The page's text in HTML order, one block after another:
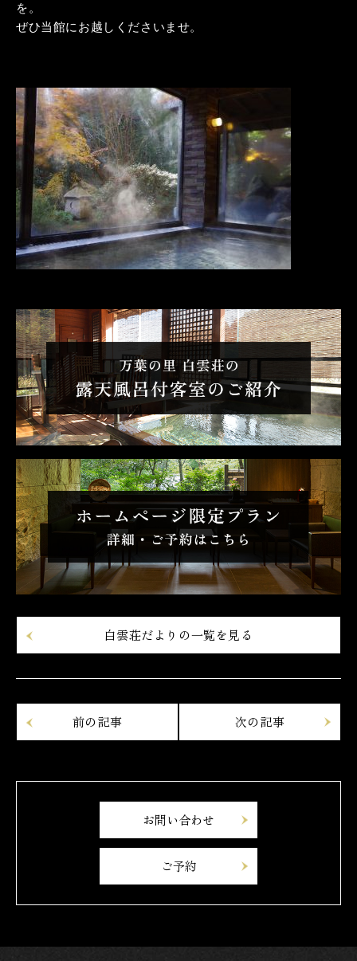
を。
ぜひ当館にお越しくださいませ。
白雲荘だよりの一覧を見る
お問い合わせ
ご予約